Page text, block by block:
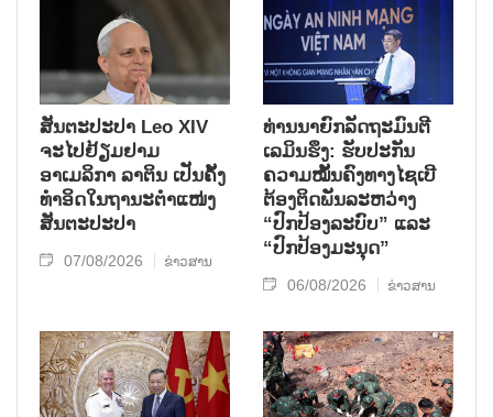
ສັນຕະປະປາ Leo XIV
ຈະໄປຢ້ຽມຢາມ
ອາເມລິກາ ລາຕິນ ເປັນຄັ້ງ
ທຳອິດໃນຖານະຕຳແໜ່ງ
ສັນຕະປະປາ
07/08/2026 ຂ່າວສານ
ທ່ານນາຍົກລັດຖະມົນຕີ
ເລມິນຮຶງ: ຮັບປະກັນ
ຄວາມໝັ້ນຄົງທາງໄຊເບີ
ຕ້ອງຕິດພັນລະຫວ່າງ
“ປົກປ້ອງລະບົບ” ແລະ
“ປົກປ້ອງມະນຸດ”
06/08/2026 ຂ່າວສານ